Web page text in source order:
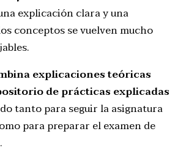
explicación clara y una
conceptos se vuelven mucho
explicaciones teóricas
de prácticas explicadas
tanto para seguir la asignatura
para preparar el examen de